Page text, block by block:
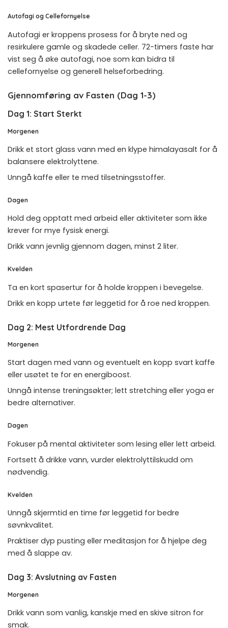
Autofagi og Cellefornyelse
Autofagi er kroppens prosess for å bryte ned og
resirkulere gamle og skadede celler. 72-timers faste har
vist seg å øke autofagi, noe som kan bidra til
cellefornyelse og generell helseforbedring.
Gjennomføring av Fasten (Dag 1-3)
Dag 1: Start Sterkt
Morgenen
Drikk et stort glass vann med en klype himalayasalt for å
balansere elektrolyttene.
Unngå kaffe eller te med tilsetningsstoffer.
Dagen
Hold deg opptatt med arbeid eller aktiviteter som ikke
krever for mye fysisk energi.
Drikk vann jevnlig gjennom dagen, minst 2 liter.
Kvelden
Ta en kort spasertur for å holde kroppen i bevegelse.
Drikk en kopp urtete før leggetid for å roe ned kroppen.
Dag 2: Mest Utfordrende Dag
Morgenen
Start dagen med vann og eventuelt en kopp svart kaffe
eller usøtet te for en energiboost.
Unngå intense treningsøkter; lett stretching eller yoga er
bedre alternativer.
Dagen
Fokuser på mental aktiviteter som lesing eller lett arbeid.
Fortsett å drikke vann, vurder elektrolyttilskudd om
nødvendig.
Kvelden
Unngå skjermtid en time før leggetid for bedre
søvnkvalitet.
Praktiser dyp pusting eller meditasjon for å hjelpe deg
med å slappe av.
Dag 3: Avslutning av Fasten
Morgenen
Drikk vann som vanlig, kanskje med en skive sitron for
smak.